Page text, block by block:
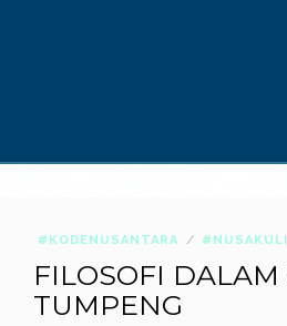
#KODENUSANTARA
FILOSOFI
TUMPENG